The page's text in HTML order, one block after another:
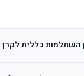
השתלמות כללית לקרן